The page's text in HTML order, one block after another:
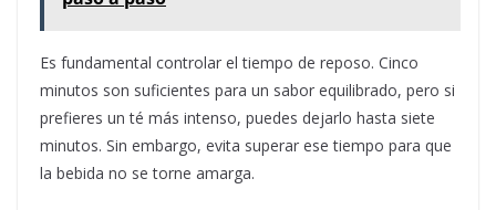
Es fundamental controlar el tiempo de reposo. Cinco
minutos son suficientes para un sabor equilibrado, pero si
prefieres un té más intenso, puedes dejarlo hasta siete
minutos. Sin embargo, evita superar ese tiempo para que
la bebida no se torne amarga.